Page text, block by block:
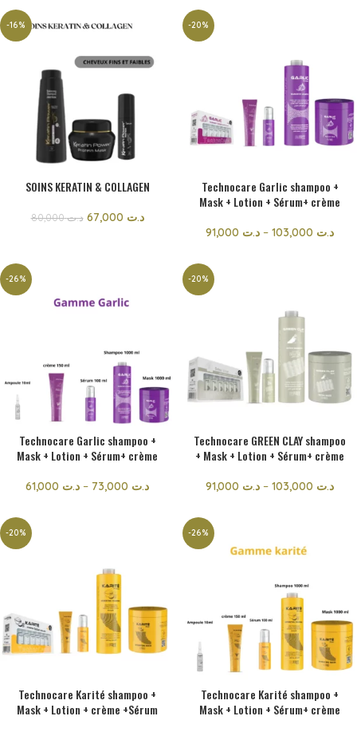
-16%
SOINS KERATIN & COLLAGEN
د.ت80,000 د.ت
-20%
Technocare Garlic shampoo +
Mask + Lotion + Sérum+ crème
د.ت – د.ت
-26%
Technocare Garlic shampoo +
Mask + Lotion + Sérum+ crème
د.ت – د.ت
-20%
Technocare GREEN CLAY shampoo
+ Mask + Lotion + Sérum+ crème
د.ت – د.ت
-20%
Technocare Karité shampoo +
Mask + Lotion + crème +Sérum
-26%
Technocare Karité shampoo +
Mask + Lotion + Sérum+ crème